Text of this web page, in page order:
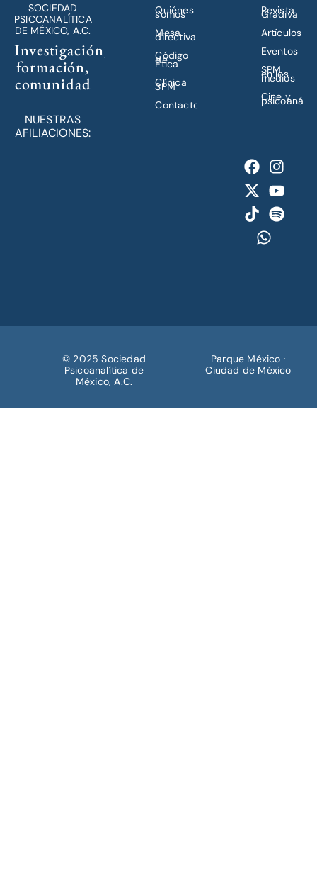
SOCIEDAD
PSICOANALÍTICA
DE MÉXICO, A.C.
Investigación,
formación,
comunidad
NUESTRAS
AFILIACIONES:
Quiénes
somos
Mesa
directiva
Código
de
Ética
Clínica
SPM
Contacto
Revista
Gradiva
Artículos
Eventos
SPM
en los
medios
Cine y
© 2025 Sociedad
Psicoanalítica de
México, A.C.
Parque México ·
Ciudad de México